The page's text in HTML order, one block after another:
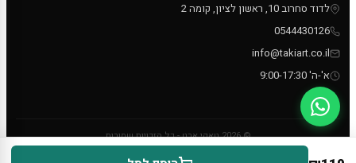
לדוד סחרוב 10, ראשון לציון, קומה 2
0544430126
info@takiart.co.il
א'-ה' 9:00-17:30
© 2026 טאקי ארט - כל הזכויות שמורות